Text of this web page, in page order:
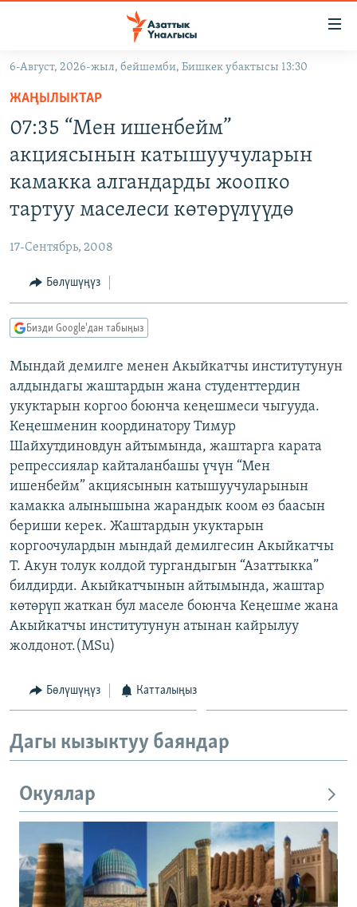
Навигацияга
өтүңүз
салыңыз
КЫРГЫЗСТАН
БҮГҮН АЗАТТЫКТА
ЭКСПЕРТТЕР ТАЛДАЙТ
БИЗ ЖАНА ДҮЙНӨ
ЭЖЕ-СИҢДИЛЕР
АЗАТТЫК+
ЫҢГАЙСЫЗ СУРООЛОР
ПОДКАСТ
ӨЗГӨЧӨ ПИКИР
Русский
ОНЛАЙН ШЕРИНЕ
ЭЕ/АРнун бардык сайттары
6-Август, 2026-жыл, бейшемби, Бишкек убактысы 13:30
ЖАҢЫЛЫКТАР
07:35 “Мен ишенбейм”
акциясынын катышуучуларын
камакка алгандарды жоопко
тартуу маселеси көтөрүлүүдө
17-Сентябрь, 2008
Бөлүшүңүз
Бизди Google'дан табыңыз
Мындай демилге менен Акыйкатчы институтунун
алдындагы жаштардын жана студенттердин
укуктарын коргоо боюнча кеңешмеси чыгууда.
Кеңешменин координатору Тимур
Шайхутдиновдун айтымында, жаштарга карата
репрессиялар кайталанбашы үчүн “Мен
ишенбейм” акциясынын катышуучуларынын
камакка алынышына жарандык коом өз баасын
бериши керек. Жаштардын укуктарын
коргоочулардын мындай демилгесин Акыйкатчы
Т. Акун толук колдой тургандыгын “Азаттыкка”
билдирди. Акыйкатчынын айтымында, жаштар
көтөрүп жаткан бул маселе боюнча Кеңешме жана
Акыйкатчы институтунун атынан кайрылуу
жолдонот.(MSu)
Бөлүшүңүз Катталыңыз
Дагы кызыктуу баяндар
Окуялар